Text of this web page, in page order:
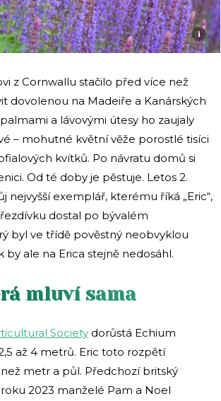
i
z Cornwallu stačilo před více než
dovolenou na Madeiře a Kanárských
a lávovými útesy ho zaujaly
– mohutné květní věže porostlé tisíci
kvítků. Po návratu domů si
Od té doby je pěstuje. Letos 2.
nejvyšší exemplář, kterému říká „Eric“,
dostal po bývalém
byl ve třídě pověstný neobvyklou
by ale na Erica stejně nedosáhl.
mluví sama
Society dorůstá Echium
až 4 metrů. Eric toto rozpětí
metr a půl. Předchozí britský
2023 manželé Pam a Noel